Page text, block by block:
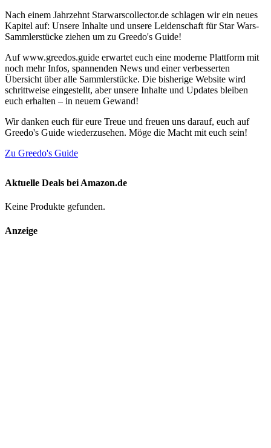
Nach einem Jahrzehnt Starwarscollector.de schlagen wir ein neues
Kapitel auf: Unsere Inhalte und unsere Leidenschaft für Star Wars-
Sammlerstücke ziehen um zu Greedo's Guide!
Auf www.greedos.guide erwartet euch eine moderne Plattform mit
noch mehr Infos, spannenden News und einer verbesserten
Übersicht über alle Sammlerstücke. Die bisherige Website wird
schrittweise eingestellt, aber unsere Inhalte und Updates bleiben
euch erhalten – in neuem Gewand!
Wir danken euch für eure Treue und freuen uns darauf, euch auf
Greedo's Guide wiederzusehen. Möge die Macht mit euch sein!
Zu Greedo's Guide
Aktuelle Deals bei Amazon.de
Keine Produkte gefunden.
Anzeige